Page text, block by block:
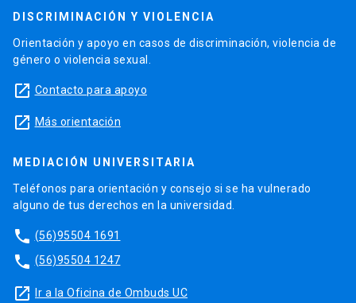
DISCRIMINACIÓN Y VIOLENCIA
Orientación y apoyo en casos de discriminación, violencia de
género o violencia sexual.
launch Contacto para apoyo
launch Más orientación
MEDIACIÓN UNIVERSITARIA
Teléfonos para orientación y consejo si se ha vulnerado
alguno de tus derechos en la universidad.
phone (56)95504 1691
phone (56)95504 1247
launch Ir a la Oficina de Ombuds UC